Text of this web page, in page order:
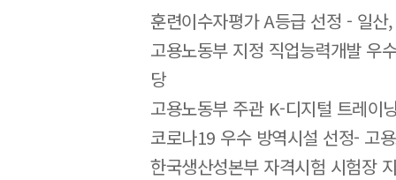
훈련이수자평가 A등급 선정 - 일산
고용노동부 지정 직업능력개발 우
당
고용노동부 주관 K-디지털 트레이
코로나19 우수 방역시설 선정- 고
한국생산성본부 자격시험 시험장